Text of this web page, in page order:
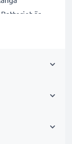
är
för